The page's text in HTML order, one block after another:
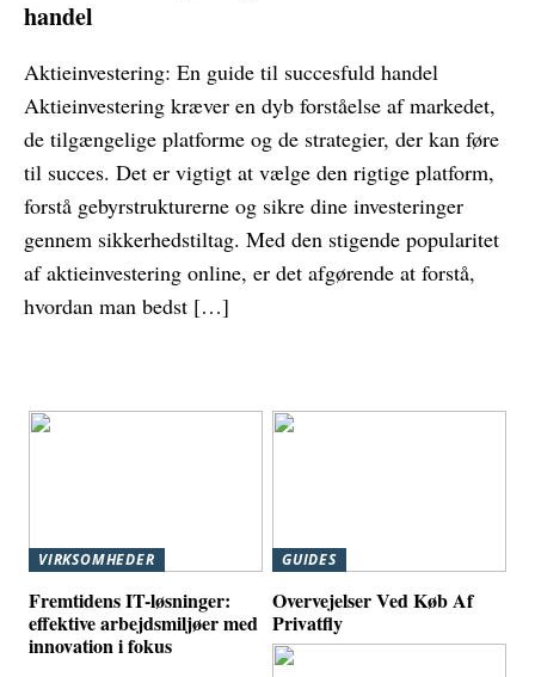
handel
Aktieinvestering: En guide til succesfuld handel
Aktieinvestering kræver en dyb forståelse af markedet,
de tilgængelige platforme og de strategier, der kan føre
til succes. Det er vigtigt at vælge den rigtige platform,
forstå gebyrstrukturerne og sikre dine investeringer
gennem sikkerhedstiltag. Med den stigende popularitet
af aktieinvestering online, er det afgørende at forstå,
hvordan man bedst […]
VIRKSOMHEDER
Fremtidens IT-løsninger:
effektive arbejdsmiljøer med
innovation i fokus
GUIDES
Overvejelser Ved Køb Af
Privatfly